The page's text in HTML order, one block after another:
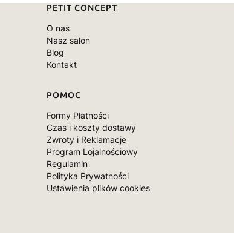
Linki w stopce
PETIT CONCEPT
O nas
Nasz salon
Blog
Kontakt
POMOC
Formy Płatności
Czas i koszty dostawy
Zwroty i Reklamacje
Program Lojalnościowy
Regulamin
Polityka Prywatności
Ustawienia plików cookies